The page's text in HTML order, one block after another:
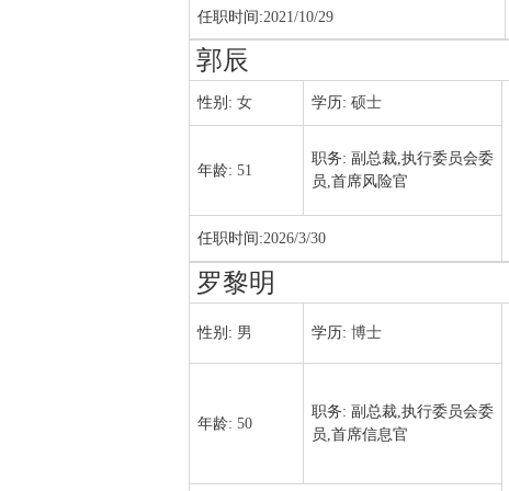
任职时间:2021/10/29
郭辰
性别: 女 学历: 硕士
年龄: 51
职务: 副总裁,执行委员会委
员,首席风险官
任职时间:2026/3/30
罗黎明
性别: 男 学历: 博士
年龄: 50
职务: 副总裁,执行委员会委
员,首席信息官